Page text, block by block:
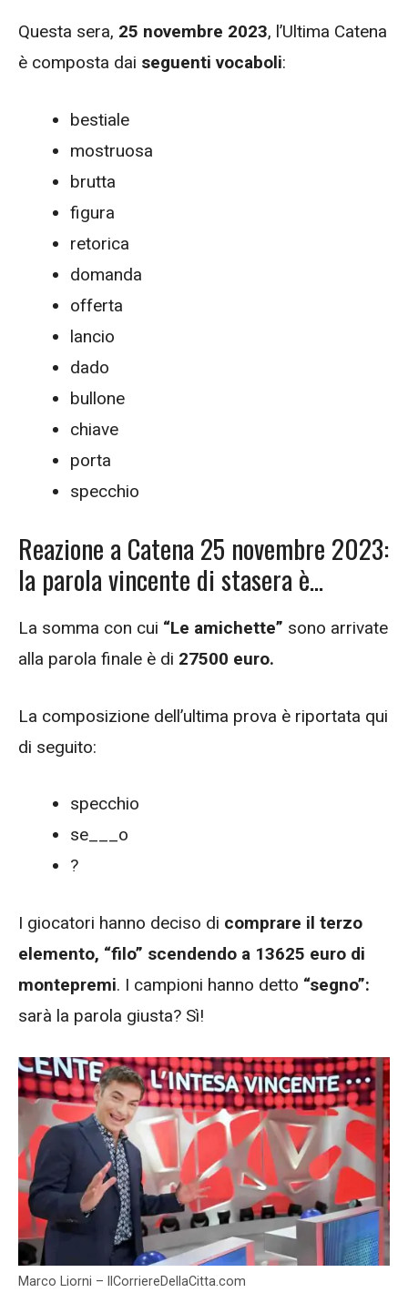
Questa sera, 25 novembre 2023, l’Ultima Catena
è composta dai seguenti vocaboli:
bestiale
mostruosa
brutta
figura
retorica
domanda
offerta
lancio
dado
bullone
chiave
porta
specchio
Reazione a Catena 25 novembre 2023:
la parola vincente di stasera è…
La somma con cui “Le amichette” sono arrivate
alla parola finale è di 27500 euro.
La composizione dell’ultima prova è riportata qui
di seguito:
specchio
se___o
?
I giocatori hanno deciso di comprare il terzo
elemento, “filo” scendendo a 13625 euro di
montepremi. I campioni hanno detto “segno”:
sarà la parola giusta? Sì!
Marco Liorni – IlCorriereDellaCitta.com